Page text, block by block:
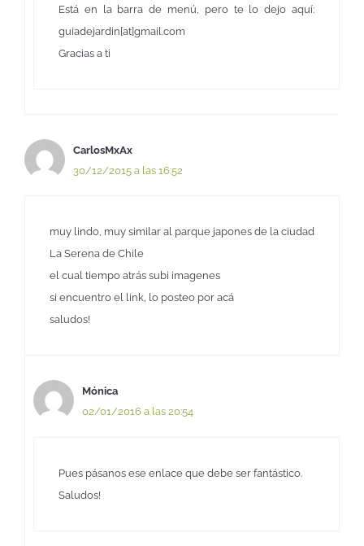
Está en la barra de menú, pero te lo dejo aquí:
guiadejardin[at]gmail.com
Gracias a ti
CarlosMxAx
30/12/2015 a las 16:52
muy lindo, muy similar al parque japones de la ciudad
La Serena de Chile
el cual tiempo atrás subi imagenes
si encuentro el link, lo posteo por acá
saludos!
Mónica
02/01/2016 a las 20:54
Pues pásanos ese enlace que debe ser fantástico.
Saludos!